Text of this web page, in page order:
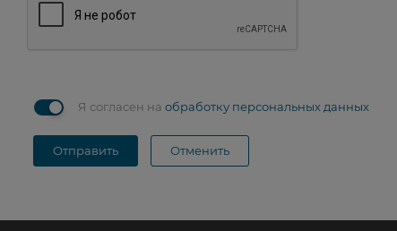
Я согласен на обработку персональных данных
Отправить Отменить